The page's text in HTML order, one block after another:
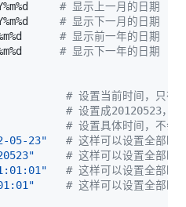
# 显示上一月的日期
# 显示下一月的日期
# 显示前一年的日期
# 显示下一年的日期
# 设置当前时间，只有
# 设置成20120523，
# 设置具体时间，不会
05-23"
# 这样可以设置全部时
# 这样可以设置全部时
# 这样可以设置全部时
# 这样可以设置全部时